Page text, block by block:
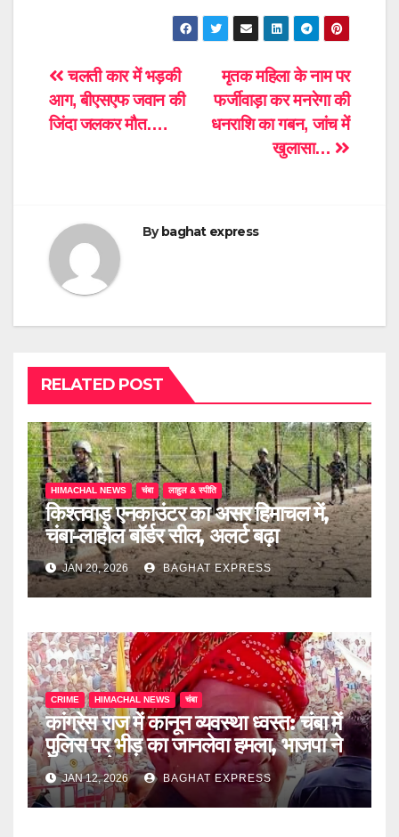
Post
navigation
मृतक महिला के नाम पर
फर्जीवाड़ा कर मनरेगा की
धनराशि का गबन, जांच में
खुलासा…
चलती कार में भड़की
आग, बीएसएफ जवान की
जिंदा जलकर मौत….
Bybaghat express
RELATED POST
HIMACHAL NEWS चंबा लाहुल & स्पीति
किश्तवाड़ एनकाउंटर का असर हिमाचल में,
चंबा-लाहौल बॉर्डर सील, अलर्ट बढ़ा
JAN 20, 2026 BAGHAT EXPRESS
CRIME HIMACHAL NEWS चंबा
कांग्रेस राज में कानून व्यवस्था ध्वस्त: चंबा में
पुलिस पर भीड़ का जानलेवा हमला, भाजपा ने
किया आरोप
JAN 12, 2026 BAGHAT EXPRESS